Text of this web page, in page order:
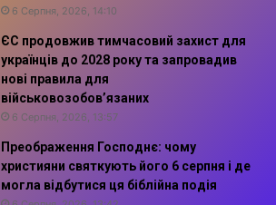
6 Серпня, 2026, 14:10
ЄС продовжив тимчасовий захист для
українців до 2028 року та запровадив
нові правила для
військовозобов’язаних
6 Серпня, 2026, 13:57
Преображення Господнє: чому
християни святкують його 6 серпня і де
могла відбутися ця біблійна подія